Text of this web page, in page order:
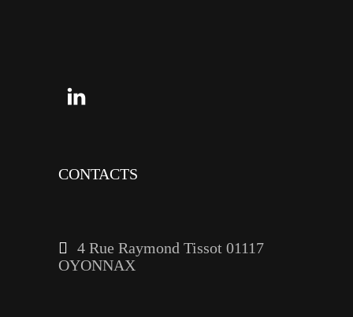
CONTACTS
4 Rue Raymond Tissot 01117
OYONNAX